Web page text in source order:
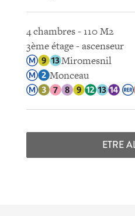
4 chambres - 110 M2
3ème étage - ascenseur
Miromesnil
Monceau
ETRE